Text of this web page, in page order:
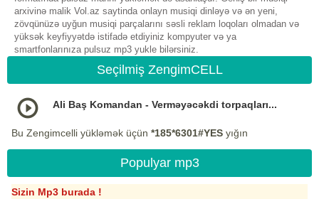
arxivinə malik Vol.az saytinda onlayn musiqi dinləyə və ən yeni,
zövqünüzə uyğun musiqi parçalarını səsli reklam loqoları olmadan və
yüksək keyfiyyətdə istifadə etdiyiniz kompyuter və ya
smartfonlarınıza pulsuz mp3 yukle bilərsiniz.
Seçilmiş ZengimCELL
Ali Baş Komandan - Verməyəcəkdi torpaqları...
Bu Zengimcelli yükləmək üçün *185*6301#YES yığın
Populyar mp3
Sizin Mp3 burada !